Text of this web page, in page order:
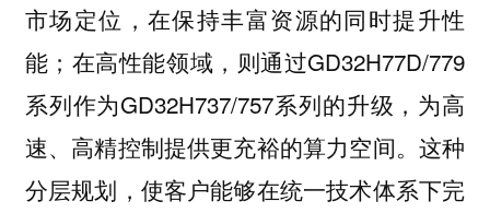
市场定位，在保持丰富资源的同时提升性
能；在高性能领域，则通过GD32H77D/779
系列作为GD32H737/757系列的升级，为高
速、高精控制提供更充裕的算力空间。这种
分层规划，使客户能够在统一技术体系下完